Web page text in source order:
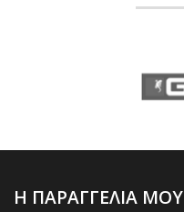
Η ΠΑΡΑΓΓΕΛΙΑ ΜΟΥ